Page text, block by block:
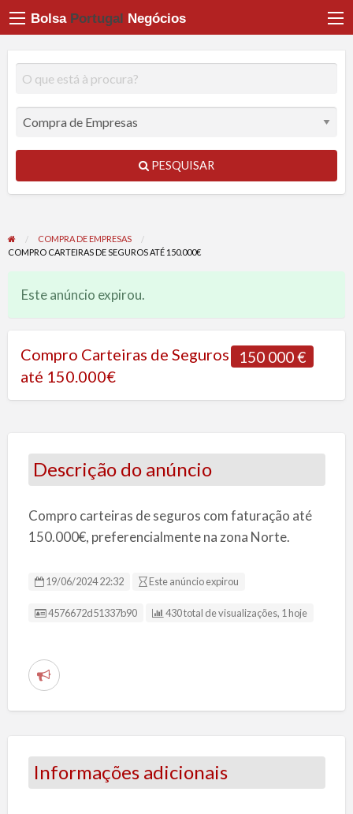
Bolsa Portugal Negócios
PESQUISAR
COMPRA DE EMPRESAS
COMPRO CARTEIRAS DE SEGUROS ATÉ 150.000€
Este anúncio expirou.
150 000 €
Compro Carteiras de Seguros
até 150.000€
Descrição do anúncio
Compro carteiras de seguros com faturação até
150.000€, preferencialmente na zona Norte.
19/06/2024 22:32 Este anúncio expirou
ID da Listagem
4576672d51337b90 430 total de visualizações, 1 hoje
R
t
Informações adicionais